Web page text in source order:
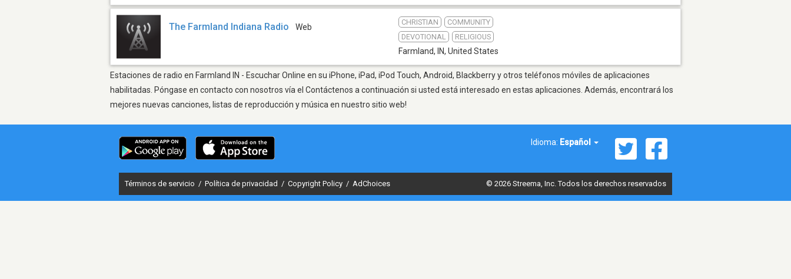
The Farmland Indiana Radio Web
CHRISTIAN
COMMUNITY
DEVOTIONAL
RELIGIOUS
Farmland, IN, United States
Estaciones de radio en Farmland IN - Escuchar Online en su iPhone, iPad, iPod Touch, Android, Blackberry y otros teléfonos móviles de aplicaciones
habilitadas. Póngase en contacto con nosotros vía el Contáctenos a continuación si usted está interesado en estas aplicaciones. Además, encontrará los
mejores nuevas canciones, listas de reproducción y música en nuestro sitio web!
Idioma: Español
Términos de servicio / Política de privacidad / Copyright Policy / AdChoices © 2026 Streema, Inc. Todos los derechos reservados